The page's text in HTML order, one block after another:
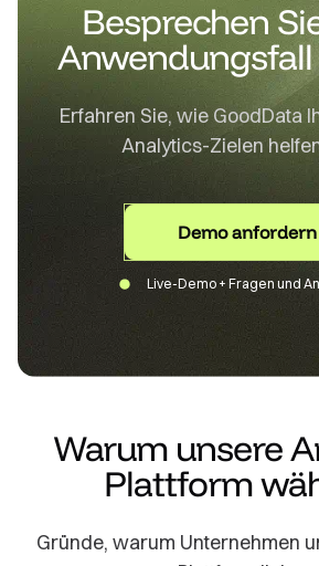
Besprechen
Erfahren Sie, wie GoodData
Analytics-Zielen
Demo anfordern
Live-Demo + Fragen und
Warum unsere
Plattform
Gründe, warum Unternehmen